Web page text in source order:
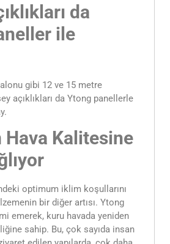
da
ile
gibi 12 ve 15 metre
açıklıkları da Ytong panellerle
Hava Kalitesine
optimum iklim koşullarını
bir diğer artısı. Ytong
emerek, kuru havada yeniden
sahip. Bu, çok sayıda insan